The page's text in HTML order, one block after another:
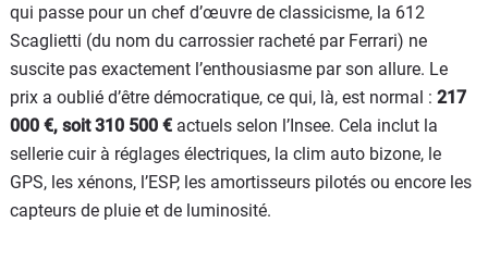
qui passe pour un chef d’œuvre de classicisme, la 612
Scaglietti (du nom du carrossier racheté par Ferrari) ne
suscite pas exactement l’enthousiasme par son allure. Le
prix a oublié d’être démocratique, ce qui, là, est normal : 217
000 €, soit 310 500 € actuels selon l’Insee. Cela inclut la
sellerie cuir à réglages électriques, la clim auto bizone, le
GPS, les xénons, l’ESP, les amortisseurs pilotés ou encore les
capteurs de pluie et de luminosité.